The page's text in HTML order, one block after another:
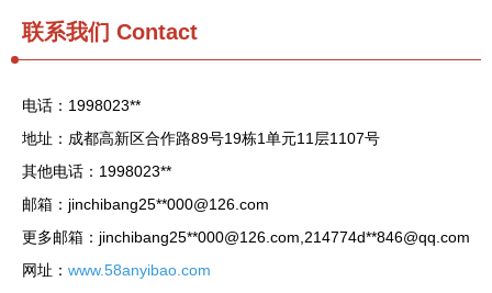
联系我们 Contact
电话：1998023**
地址：成都高新区合作路89号19栋1单元11层1107号
其他电话：1998023**
邮箱：jinchibang25**000@126.com
更多邮箱：jinchibang25**000@126.com ,214774d**846@qq.com
网址： www.58anyibao.com